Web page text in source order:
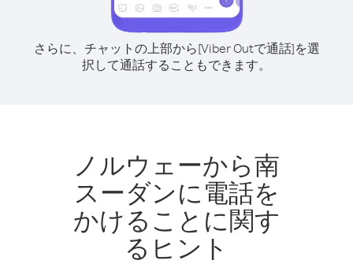
さらに、チャットの上部から[Viber Outで通話]を選
択して通話することもできます。
ノルウェーから南
スーダンに電話を
かけることに関す
るヒント